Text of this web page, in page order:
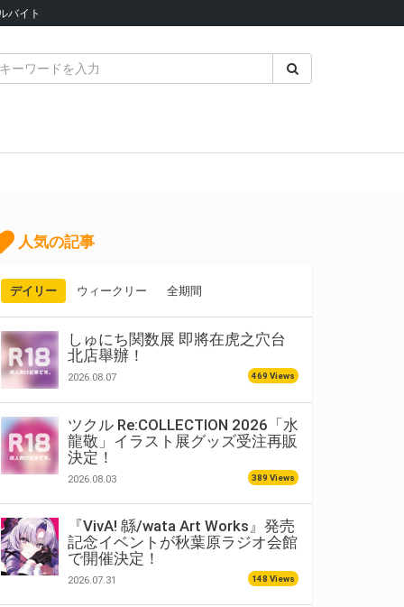
バイト
人気の記事
デイリー ウィークリー 全期間
しゅにち関数展 即將在虎之穴台
北店舉辦！
2026.08.07 469 Views
ツクル Re:COLLECTION 2026「水
龍敬」イラスト展グッズ受注再販
決定！
2026.08.03 389 Views
『VivA! 緜/wata Art Works』発売
記念イベントが秋葉原ラジオ会館
で開催決定！
2026.07.31 148 Views